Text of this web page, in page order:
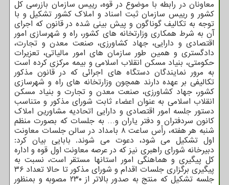
معاونان در رابطه با موضوع در قوه، رییس سازمان بازرسی کل
کشور و رییس سازمان ثبت اسناد و املاک کشور تشکیل و با
توجه به تکالیف گوناگون و پیش بینی شده در قانون که اجرای
آن به شرط همکاری وزارتخانه های کشور، راه و شهرسازی امور
اقتصادی و دارایی، جهاد کشاورزی، صنعت معدن و تجارت،
دادگستری و همین طور سازمان های امور مالیاتی، تعزیرات
حکومتی، بنیاد مسکن انقلاب اسلامی و بیمه مرکزی کرده است
به مرور نمایندگان دستگاه های اجرائی که در قانون مذکور
تکالیفی بر عهده دارند همچون وزارتخانه های راه و شهرسازی
کشور، جهاد کشاورزی، صنعت معدن و تجارت و بنیاد مسکن
انقلاب اسلامی به عنوان اعضاء ثابت شورای مذکور و متناسب
دستور جلسه امور اقتصادی و دارایی اتحادیه مشاورین املاک
کانون سردفتران و دفتر یاران و… به جلسات که بصورت منظم
شنبه هر هفته، رأس ساعت ۸ بامداد در سالن جلسات معاونت
اول تشکیل می شود، دعوت می شوند. بابایی بیان کرد:
دبیرخانه شورای راهبری نیز که در عرصه معاونت اول قوه و اداره
کل پیگیری و هماهنگی امور استانها مستقر است، نسبت به
پیگیری برگزاری جلسات اقدام و شورای مذکور تا حالا تعداد ۳۶
جلسه تشکیل که منتج به صدور بالاتر از ۲۳۰ مصوبه و بمنظور